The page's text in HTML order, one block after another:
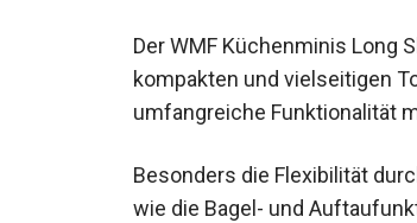
Der WMF Küchenminis Long
kompakten und vielseitigen
umfangreiche Funktionalität
Besonders die Flexibilität
wie die Bagel- und